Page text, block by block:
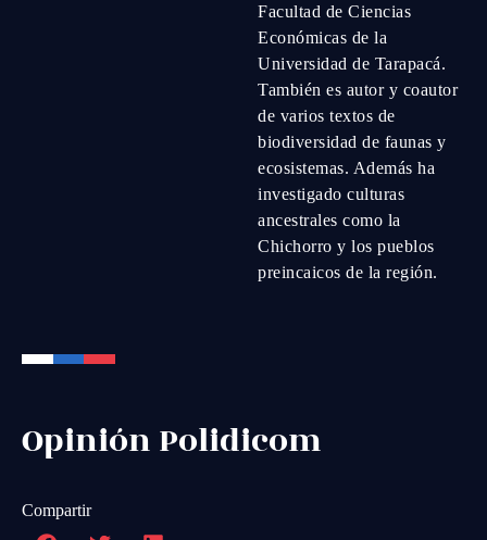
Facultad de Ciencias
Económicas de la
Universidad de Tarapacá.
También es autor y coautor
de varios textos de
biodiversidad de faunas y
ecosistemas. Además ha
investigado culturas
ancestrales como la
Chichorro y los pueblos
preincaicos de la región.
Opinión Polidicom
Compartir